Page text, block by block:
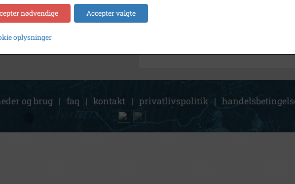
Søg videre i Svinninge Lokalhistoriske Arkiv
Marke By, Kundby Sogn, Svinninge Kommune
og brug | faq | kontakt | privatlivspolitik |
nødvendige Accepter valgte
oplysninger